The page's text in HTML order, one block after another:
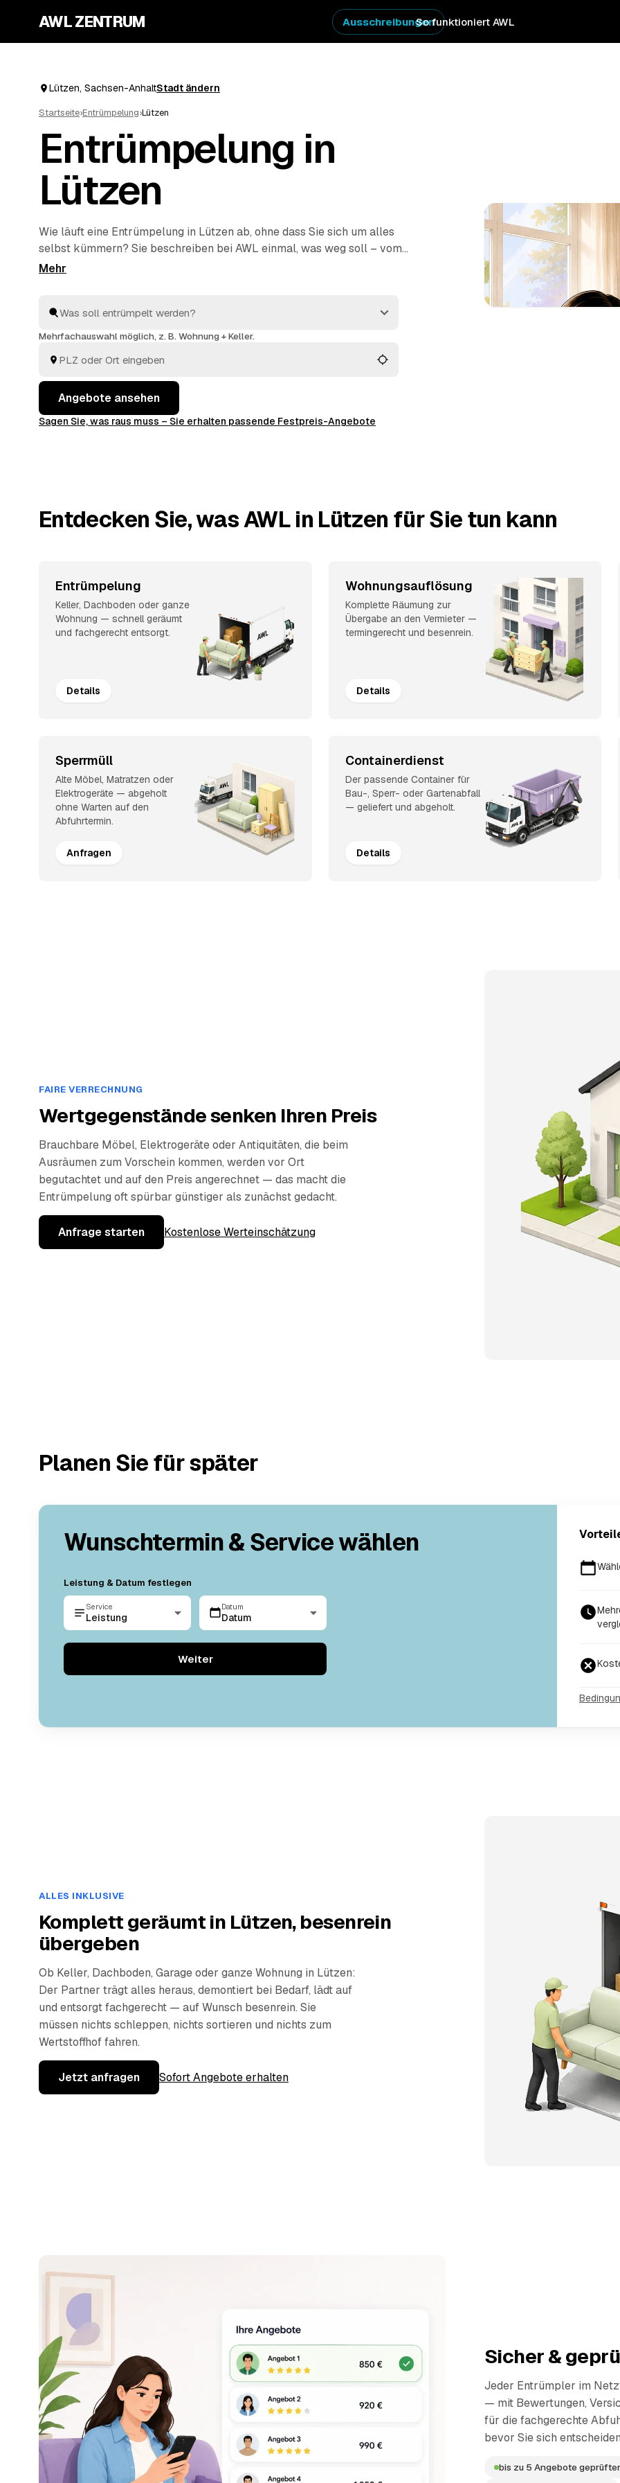
AWL ZENTRUM So funktioniert AWL
Ausschreibungen
Lützen, Sachsen-AnhaltStadt ändern
Startseite›Entrümpelung›Lützen
Entrümpelung in
Lützen
Wie läuft eine Entrümpelung in Lützen ab, ohne dass Sie sich um alles
selbst kümmern? Sie beschreiben bei AWL einmal, was weg soll – vom
einzelnen Keller bis zur kompletten
abtransportieren, fachgerecht entsorgen.
Mehrfachauswahl möglich, z. B. Wohnung + Keller.
Angebote ansehen
Sagen Sie, was raus muss – Sie erhalten passende Festpreis-Angebote
Entdecken Sie, was AWL in Lützen für Sie tun kann
Entrümpelung
Keller, Dachboden oder ganze
Wohnung — schnell geräumt
und fachgerecht entsorgt.
Details
Wohnungsauflösung
Komplette Räumung zur
Übergabe an den Vermieter —
termingerecht und besenrein.
Details
Sperrmüll
Alte Möbel, Matratzen oder
Elektrogeräte — abgeholt
ohne Warten auf den
Abfuhrtermin.
Anfragen
Containerdienst
Der passende Container für
Bau-, Sperr- oder Gartenabfall
— geliefert und abgeholt.
Details
FAIRE VERRECHNUNG
Wertgegenstände senken Ihren Preis
Brauchbare Möbel, Elektrogeräte oder Antiquitäten, die beim
Ausräumen zum Vorschein kommen, werden vor Ort
begutachtet und auf den Preis angerechnet — das macht die
Entrümpelung oft spürbar günstiger als zunächst gedacht.
Anfrage starten Kostenlose Werteinschätzung
Planen Sie für später
Wunschtermin & Service wählen
Leistung & Datum festlegen
Service
Leistung
Datum
Datum
Weiter
ALLES INKLUSIVE
Komplett geräumt in Lützen, besenrein
übergeben
Ob Keller, Dachboden, Garage oder ganze Wohnung in Lützen:
Der Partner trägt alles heraus, demontiert bei Bedarf, lädt auf
und entsorgt fachgerecht — auf Wunsch besenrein. Sie
müssen nichts schleppen, nichts sortieren und nichts zum
Wertstoffhof fahren.
Jetzt anfragen Sofort Angebote erhalten
Sicher &
Jeder Entrümpler im
— mit Bewertungen,
für die fachgerechte
bevor Sie sich
bis zu 5 Angebote